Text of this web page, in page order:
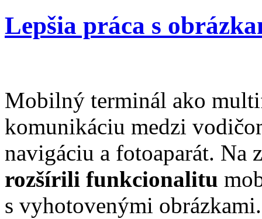
Lepšia práca s
Mobilný terminál ako
komunikáciu medzi
navigáciu a fotoaparát. Na
rozšírili funkcionalitu
s vyhotovenými obrázkami.